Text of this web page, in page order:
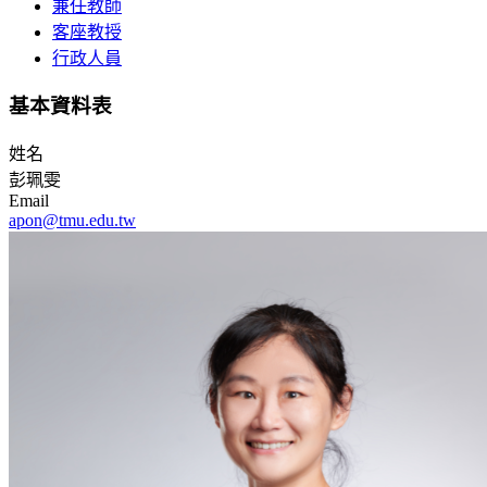
兼任教師
客座教授
行政人員
基本資料表
姓名
彭珮雯
Email
apon@tmu.edu.tw